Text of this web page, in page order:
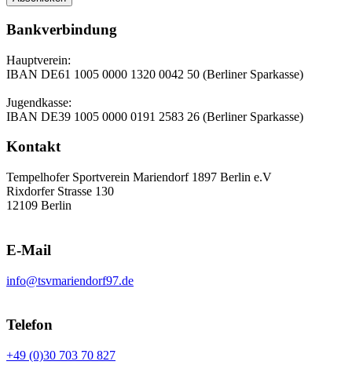
Bankverbindung
Hauptverein:
IBAN DE61 1005 0000 1320 0042 50 (Berliner Sparkasse)
Jugendkasse:
IBAN DE39 1005 0000 0191 2583 26 (Berliner Sparkasse)
Kontakt
Tempelhofer Sportverein Mariendorf 1897 Berlin e.V
Rixdorfer Strasse 130
12109 Berlin
E-Mail
info@tsvmariendorf97.de
Telefon
+49 (0)30 703 70 827